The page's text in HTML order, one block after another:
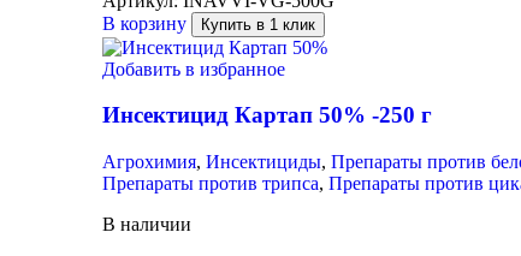
В корзину
Купить в 1 клик
Добавить в избранное
Инсектицид Картап 50% -250 г
Агрохимия, Инсектициды, Препараты против
Препараты против трипса, Препараты против
В наличии